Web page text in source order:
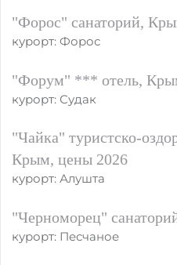
"Форос" санаторий,
курорт: Форос
"Форум" *** отель,
курорт: Судак
"Чайка" туристско-
Крым, цены 2026
курорт: Алушта
"Черноморец"
курорт: Песчаное